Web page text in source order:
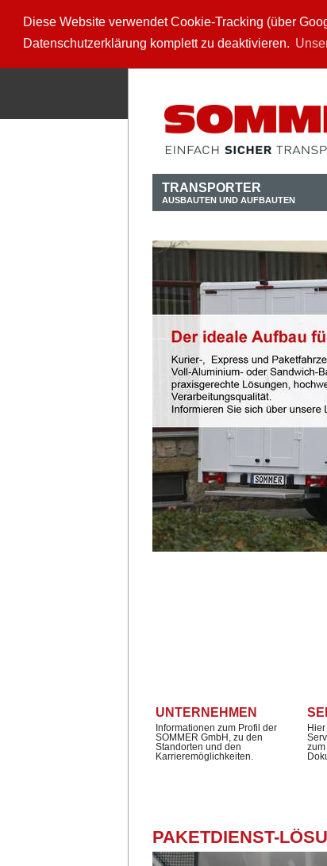
Diese Website verwendet Cookie-Tracking (über
Datenschutzerklärung komplett zu deaktivieren.
TRANSPORTER
AUSBAUTEN UND AUFBAUTEN
UNTERNEHMEN
Informationen zum Profil der
SOMMER GmbH, zu den
Standorten und den
Karrieremöglichkeiten.
PAKETDIENST-